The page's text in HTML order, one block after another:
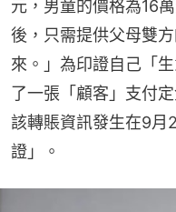
元，男童的價格為16
後，只需提供父母雙
來。」為印證自己「
了一張「顧客」支付
該轉賬資訊發生在9月
證」。